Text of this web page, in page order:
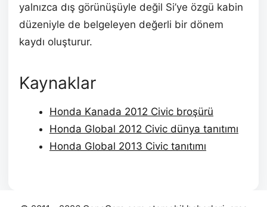
yalnızca dış görünüşüyle değil Si’ye özgü kabin
düzeniyle de belgeleyen değerli bir dönem
kaydı oluşturur.
Kaynaklar
Honda Kanada 2012 Civic broşürü
Honda Global 2012 Civic dünya tanıtımı
Honda Global 2013 Civic tanıtımı